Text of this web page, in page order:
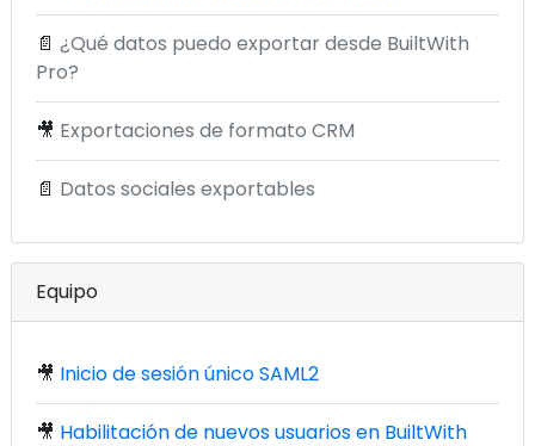
📄 ¿Qué datos puedo exportar desde BuiltWith
Pro?
🎥 Exportaciones de formato CRM
📄 Datos sociales exportables
Equipo
🎥 Inicio de sesión único SAML2
🎥 Habilitación de nuevos usuarios en BuiltWith